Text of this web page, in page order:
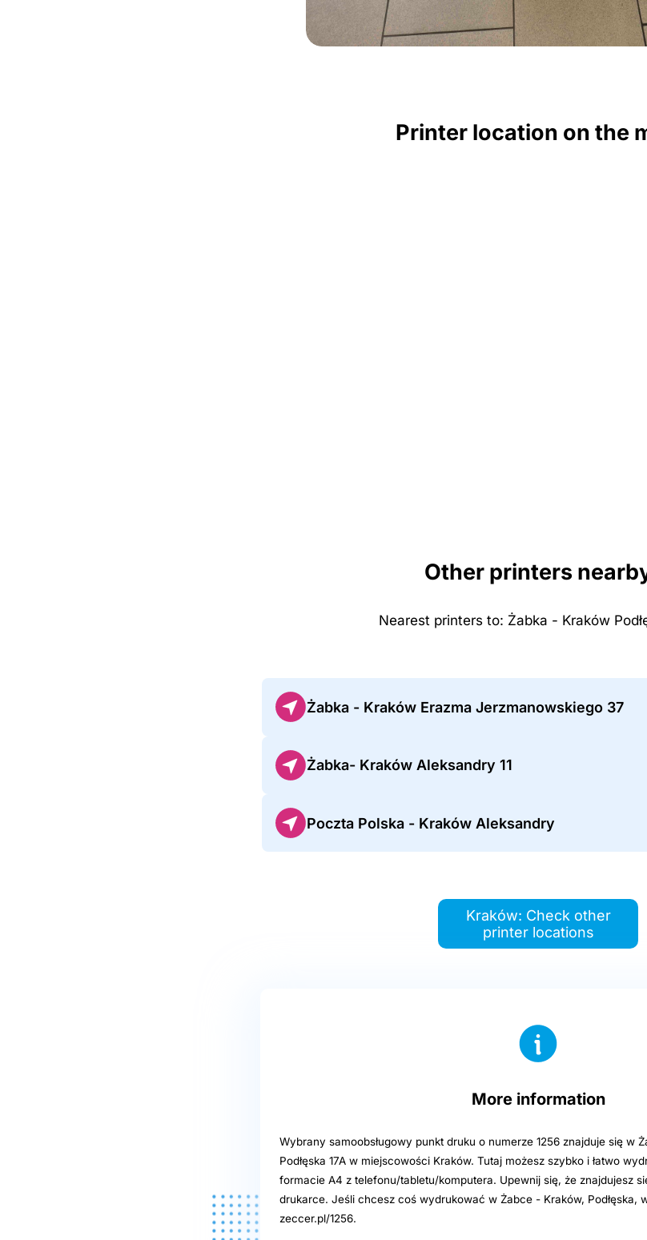
Printer location on the
Other printers
Nearest printers to: Żabka - Kraków
Żabka - Kraków Erazma Jerzmanowskiego 37
Żabka- Kraków Aleksandry 11
Poczta Polska - Kraków Aleksandry
Kraków: Check other
printer locations
More information
Wybrany samoobsługowy punkt druku o numerze 1256 znajduje się w
Podłęska 17A w miejscowości Kraków. Tutaj możesz szybko i łatwo
formacie A4 z telefonu/tabletu/komputera. Upewnij się, że znajdujesz
drukarce. Jeśli chcesz coś wydrukować w Żabce - Kraków, Podłęska,
zeccer.pl/1256.